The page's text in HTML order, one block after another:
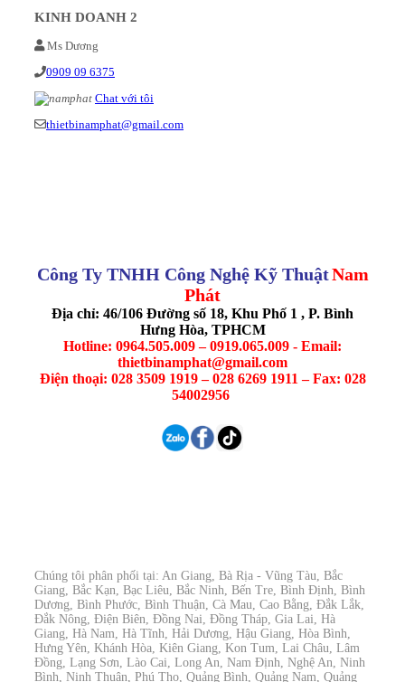
KINH DOANH 2
Ms Dương
0909 09 6375
Chat với tôi
thietbinamphat@gmail.com
Công Ty TNHH Công Nghệ Kỹ ThuậtNam
Phát
Địa chỉ: 46/106 Đường số 18, Khu Phố 1 , P. Bình
Hưng Hòa, TPHCM
Hotline: 0964.505.009 – 0919.065.009 - Email:
thietbinamphat@gmail.com
Điện thoại: 028 3509 1919 – 028 6269 1911 – Fax: 028
54002956
Chúng tôi phân phối tại: An Giang, Bà Rịa - Vũng Tàu, Bắc
Giang, Bắc Kạn, Bạc Liêu, Bắc Ninh, Bến Tre, Bình Định, Bình
Dương, Bình Phước, Bình Thuận, Cà Mau, Cao Bằng, Đắk Lắk,
Đắk Nông, Điện Biên, Đồng Nai, Đồng Tháp, Gia Lai, Hà
Giang, Hà Nam, Hà Tĩnh, Hải Dương, Hậu Giang, Hòa Bình,
Hưng Yên, Khánh Hòa, Kiên Giang, Kon Tum, Lai Châu, Lâm
Đồng, Lạng Sơn, Lào Cai, Long An, Nam Định, Nghệ An, Ninh
Bình, Ninh Thuận, Phú Thọ, Quảng Bình, Quảng Nam, Quảng